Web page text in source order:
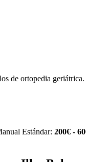
de ortopedia geriátrica.
Estándar: 200€ -